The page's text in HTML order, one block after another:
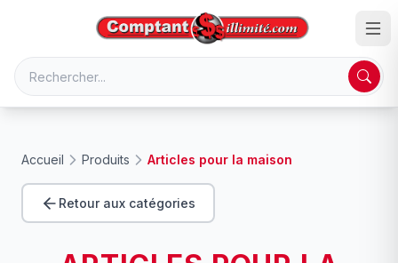
Accueil Produits Articles pour la maison
Retour aux catégories